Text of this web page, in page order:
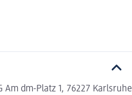
Am dm-Platz 1, 76227 Karlsruhe